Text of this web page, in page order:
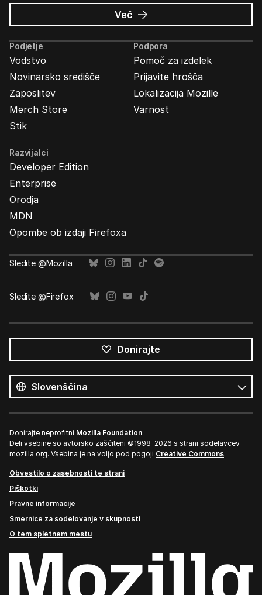
Več o
Oglasi
Mozilla
Podjetje
Vodstvo
Novinarsko središče
Zaposlitev
Merch Store
Stik
Podpora
Pomoč za izdelek
Prijavite hrošča
Lokalizacija Mozille
Varnost
Razvijalci
Developer Edition
Enterprise
Orodja
MDN
Opombe ob izdaji Firefoxa
Sledite @Mozilla
Sledite @Firefox
Donirajte
jeziki
Jezik
Donirajte neprofitni Mozilla Foundation.
Deli vsebine so avtorsko zaščiteni ©1998–2026 s strani sodelavcev
mozilla.org. Vsebina je na voljo pod pogoji Creative Commons.
Obvestilo o zasebnosti te strani
Piškotki
Pravne informacije
Smernice za sodelovanje v skupnosti
O tem spletnem mestu